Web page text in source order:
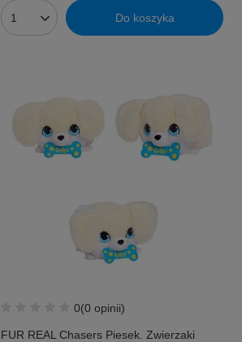
Do koszyka
0(0 opinii)
FUR REAL Chasers Piesek. Zwierzaki